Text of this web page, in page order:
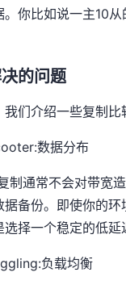
。你比如说一主10
的问题
们介绍一些复制比
数据分布
制通常不会对带宽
据备份。即使你的
择一个稳定的低延
负载均衡